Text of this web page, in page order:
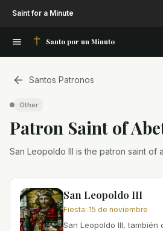
Saint for a Minute
Santo por un Minuto
Santos Patronos
Other
Patron Saint of
San Leopoldo III is the patron saint of
San Leopoldo III
Fiesta: 15 de noviembre
San Leopoldo III, también